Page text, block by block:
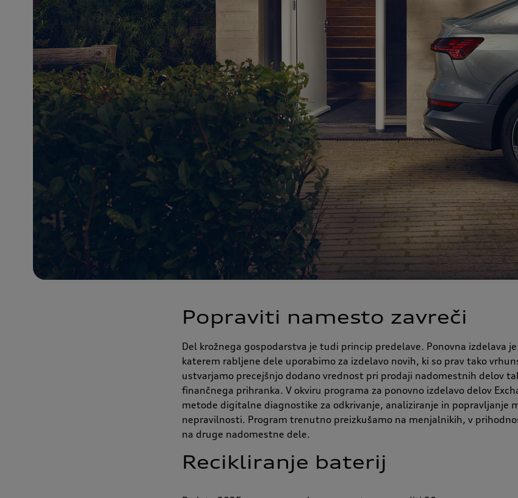
Popraviti namesto zavreči
Del krožnega gospodarstva je tudi princip predelave. Ponovna izdelava
katerem rabljene dele uporabimo za izdelavo novih, ki so prav tako
ustvarjamo precejšnjo dodano vrednost pri prodaji nadomestnih delov
finančnega prihranka. V okviru programa za ponovno izdelavo delov
metode digitalne diagnostike za odkrivanje, analiziranje in popravljanje
nepravilnosti. Program trenutno preizkušamo na menjalnikih, v
na druge nadomestne dele.
Recikliranje baterij